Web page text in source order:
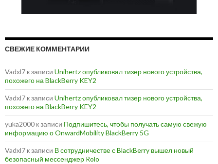
СВЕЖИЕ КОММЕНТАРИИ
Vadxl7 к записи Unihertz опубликовал тизер нового устройства,
похожего на BlackBerry KEY2
Vadxl7 к записи Unihertz опубликовал тизер нового устройства,
похожего на BlackBerry KEY2
yuka2000 к записи Подпишитесь, чтобы получать самую свежую
информацию о OnwardMobility BlackBerry 5G
Vadxl7 к записи В сотрудничестве с BlackBerry вышел новый
безопасный мессенджер Rolo